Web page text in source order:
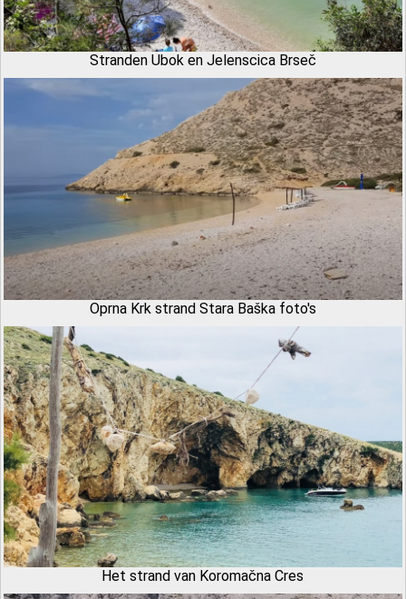
Stranden Ubok en Jelenscica Brseč
Oprna Krk strand Stara Baška foto's
Het strand van Koromačna Cres